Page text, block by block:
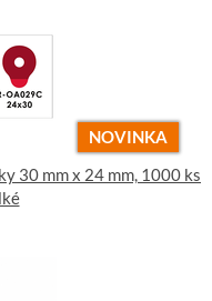
NOVINKA
30 mm x 24 mm, 1000 ks